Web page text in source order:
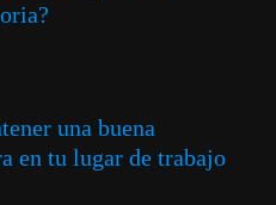
una buena
en tu lugar de trabajo